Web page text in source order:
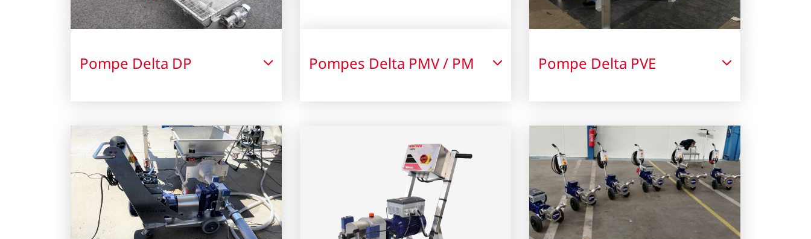
Pompe Delta DP Pompes Delta PMV / PM Pompe Delta PVE